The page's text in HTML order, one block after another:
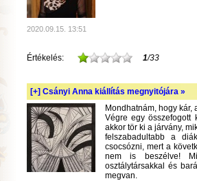
2020.09.15. 13:51
Értékelés: 1/33
[+] Csányi Anna kiállítás megnyitójára »
Mondhatnám, hogy kár,
Végre egy összefogott
akkor tör ki a járvány,
felszabadultabb a
csocsózni, mert a
nem is beszélve!
osztálytársakkal és
megvan.